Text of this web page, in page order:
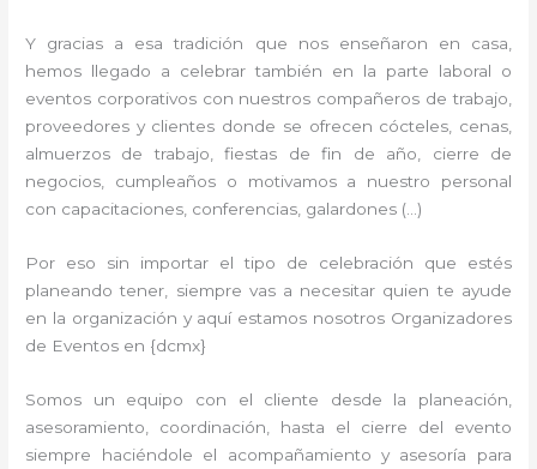
Y gracias a esa tradición que nos enseñaron en casa,
hemos llegado a celebrar también en la parte laboral o
eventos corporativos con nuestros compañeros de trabajo,
proveedores y clientes donde se ofrecen cócteles, cenas,
almuerzos de trabajo, fiestas de fin de año, cierre de
negocios, cumpleaños o motivamos a nuestro personal
con capacitaciones, conferencias, galardones (…)
Por eso sin importar el tipo de celebración que estés
planeando tener, siempre vas a necesitar quien te ayude
en la organización y aquí estamos nosotros Organizadores
de Eventos en {dcmx}
Somos un equipo con el cliente desde la planeación,
asesoramiento, coordinación, hasta el cierre del evento
siempre haciéndole el acompañamiento y asesoría para